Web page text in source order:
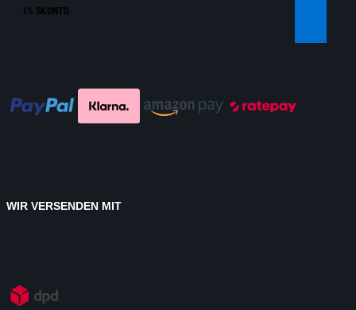
1% SKONTO
WIR VERSENDEN MIT